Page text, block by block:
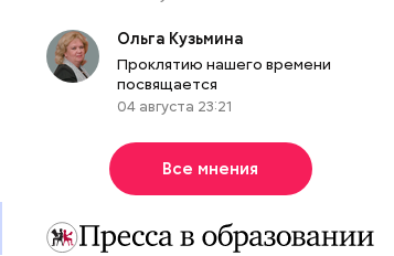
Ольга Кузьмина
Проклятию нашего времени
посвящается
04 августа 23:21
Все мнения